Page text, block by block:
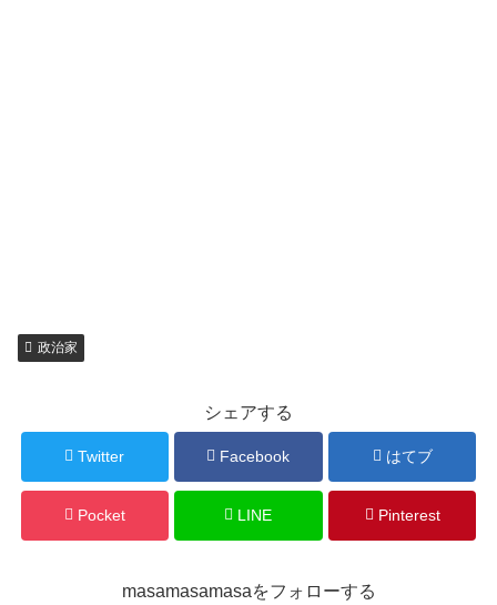
政治家
シェアする
Twitter Facebook はてブ
Pocket LINE Pinterest
masamasamasaをフォローする